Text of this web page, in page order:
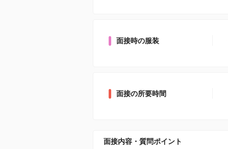
面接時の服装
面接の所要時間
面接内容・質問ポイント